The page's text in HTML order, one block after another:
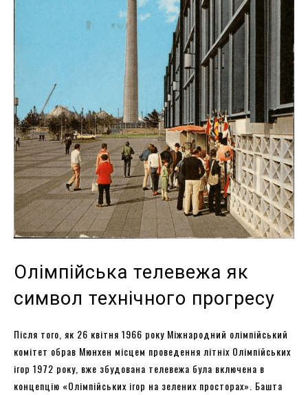
Олімпійська телевежа як
символ технічного прогресу
Після того, як 26 квітня 1966 року Міжнародний олімпійський
комітет обрав Мюнхен місцем проведення літніх Олімпійських
ігор 1972 року, вже збудована телевежа була включена в
концепцію «Олімпійських ігор на зелених просторах». Башта